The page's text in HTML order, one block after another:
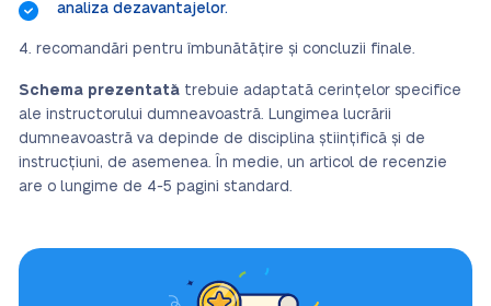
analiza dezavantajelor.
recomandări pentru îmbunătățire și concluzii finale.
Schema prezentată trebuie adaptată cerințelor specifice
ale instructorului dumneavoastră. Lungimea lucrării
dumneavoastră va depinde de disciplina științifică și de
instrucțiuni, de asemenea. În medie, un articol de recenzie
are o lungime de 4-5 pagini standard.